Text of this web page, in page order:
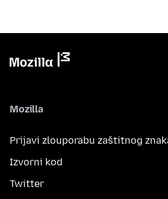
Mozilla
Prijavi zlouporabu zaštitnog
Izvorni kod
Twitter